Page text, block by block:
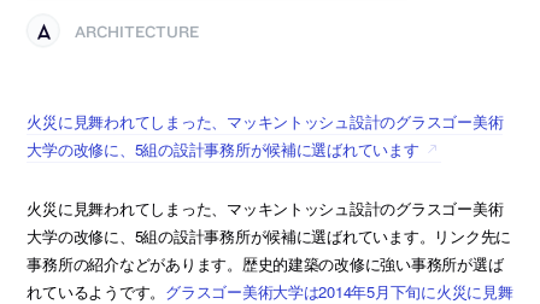
ARCHITECTURE
火災に見舞われてしまった、マッキントッシュ設計のグラスゴー美術
大学の改修に、5組の設計事務所が候補に選ばれています
火災に見舞われてしまった、マッキントッシュ設計のグラスゴー美術
大学の改修に、5組の設計事務所が候補に選ばれています。リンク先に
事務所の紹介などがあります。歴史的建築の改修に強い事務所が選ば
れているようです。 グラスゴー美術大学は2014年5月下旬に火災に見舞